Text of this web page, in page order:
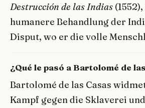
Destrucción de las Indias
humanere Behandlung der
Disput, wo er die volle
¿Qué le pasó a Bartolomé de
Bartolomé de las Casas
Kampf gegen die Sklaverei